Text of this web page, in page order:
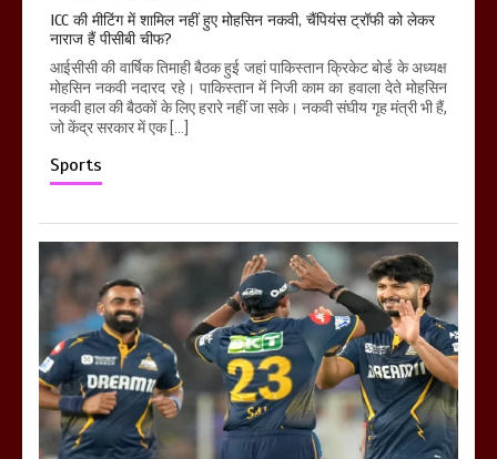
ICC की मीटिंग में शामिल नहीं हुए मोहसिन नकवी, चैंपियंस ट्रॉफी को लेकर
नाराज हैं पीसीबी चीफ?
आईसीसी की वार्षिक तिमाही बैठक हुई जहां पाकिस्तान क्रिकेट बोर्ड के अध्यक्ष
मोहसिन नकवी नदारद रहे। पाकिस्तान में निजी काम का हवाला देते मोहसिन
नकवी हाल की बैठकों के लिए हरारे नहीं जा सके। नकवी संघीय गृह मंत्री भी हैं,
जो केंद्र सरकार में एक […]
Sports